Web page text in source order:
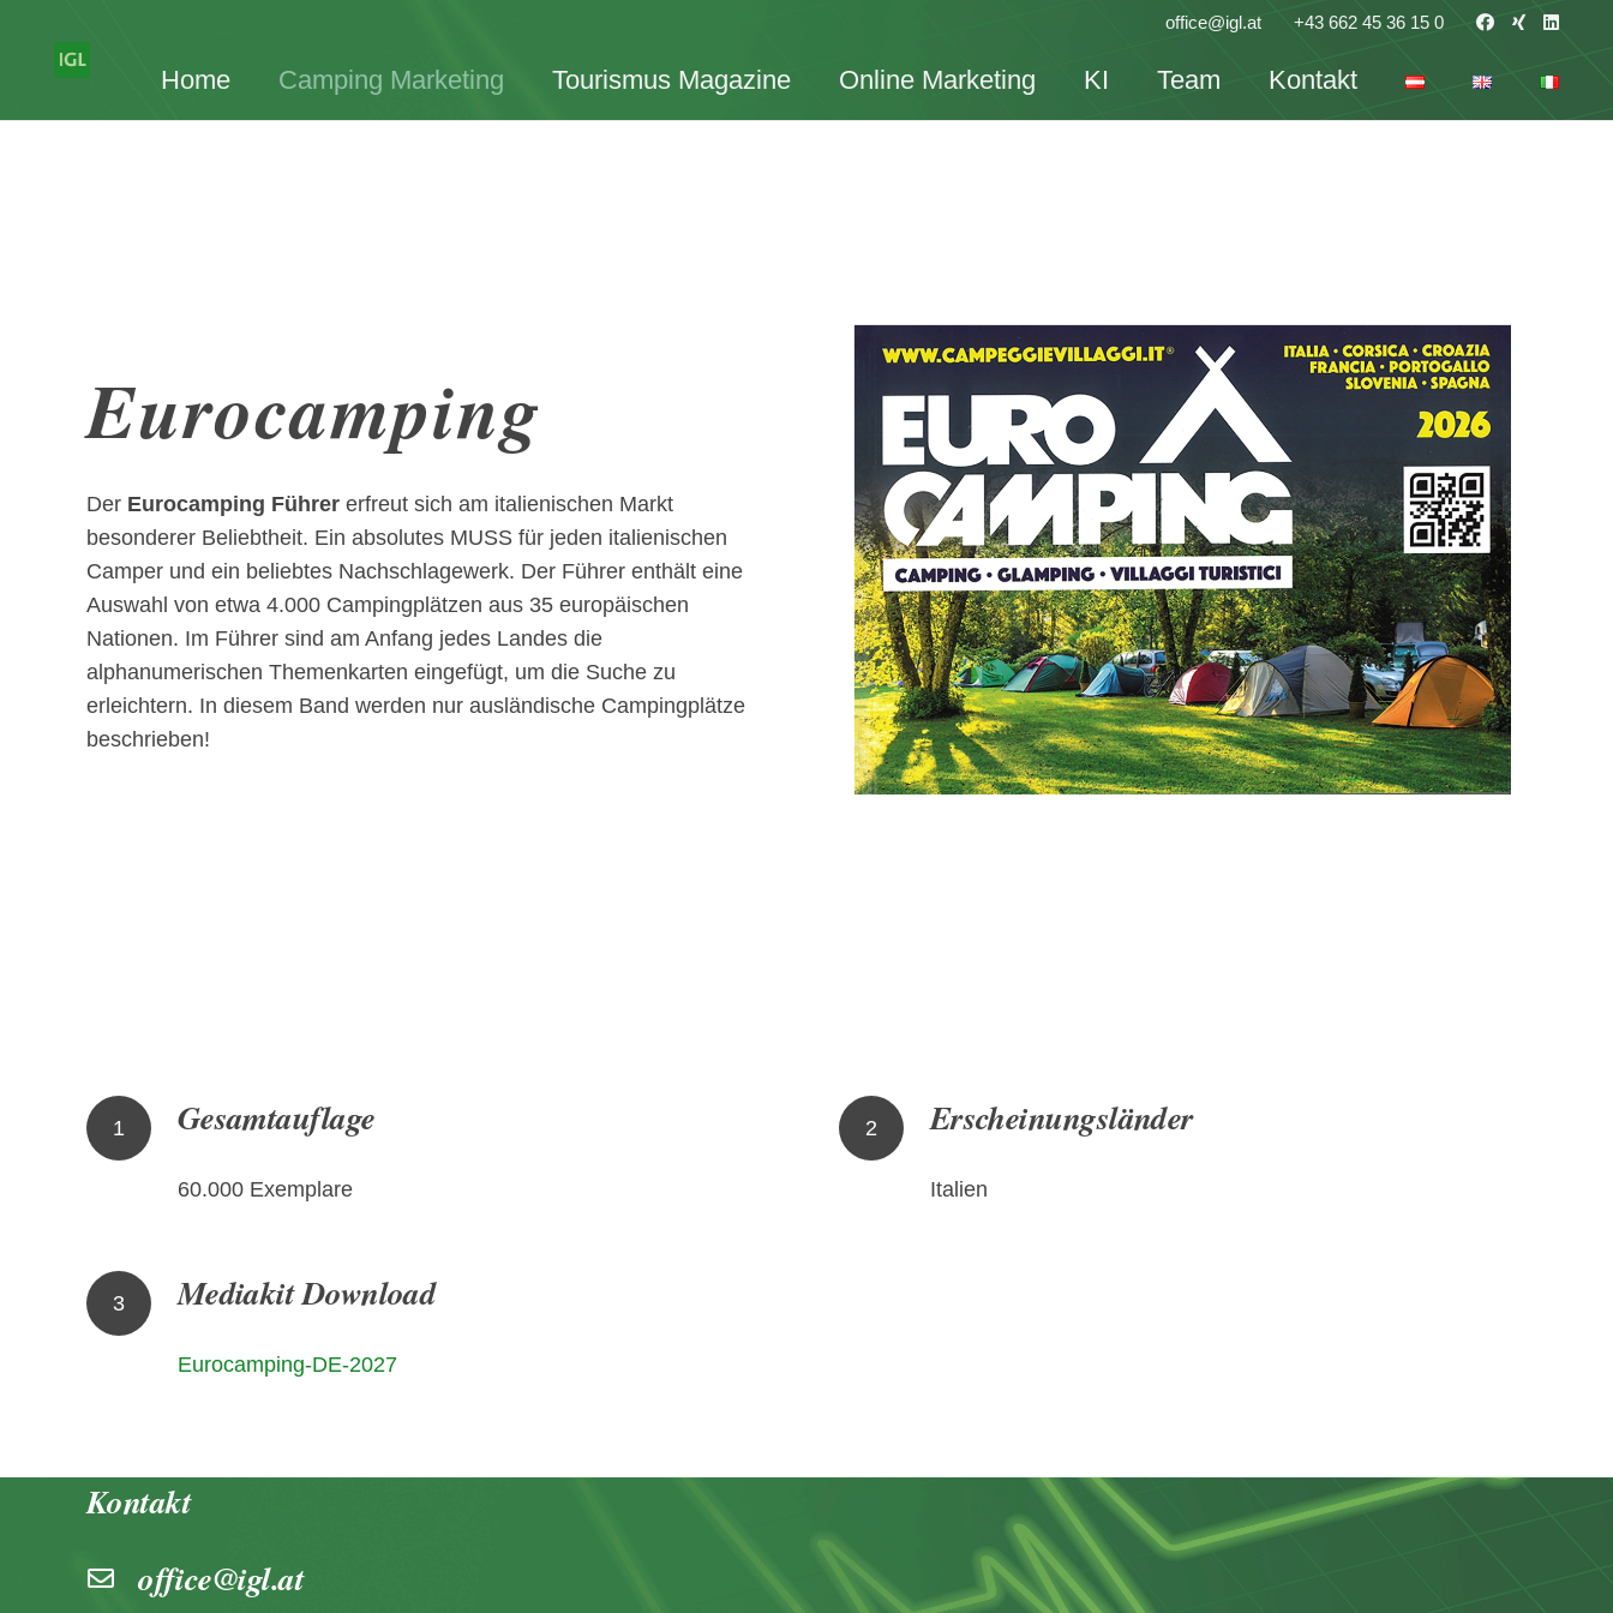
office@igl.at +43 662 45 36 15 0
Home Camping Marketing Tourismus Magazine Online Marketing KI Team Kontakt
Eurocamping
Der Eurocamping Führer erfreut sich am italienischen Markt
besonderer Beliebtheit. Ein absolutes MUSS für jeden italienischen
Camper und ein beliebtes Nachschlagewerk. Der Führer enthält eine
Auswahl von etwa 4.000 Campingplätzen aus 35 europäischen
Nationen. Im Führer sind am Anfang jedes Landes die
alphanumerischen Themenkarten eingefügt, um die Suche zu
erleichtern. In diesem Band werden nur ausländische Campingplätze
beschrieben!
1 Gesamtauflage
60.000 Exemplare
2 Erscheinungsländer
Italien
3 Mediakit Download
Eurocamping-DE-2027
Kontakt
office@igl.at